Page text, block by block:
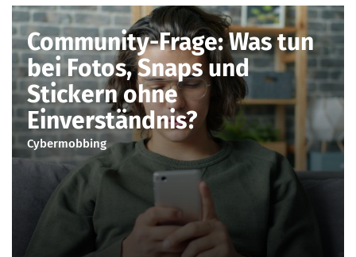
Community-Frage: Was tun
bei Fotos, Snaps und
Stickern ohne
Einverständnis?
Cybermobbing